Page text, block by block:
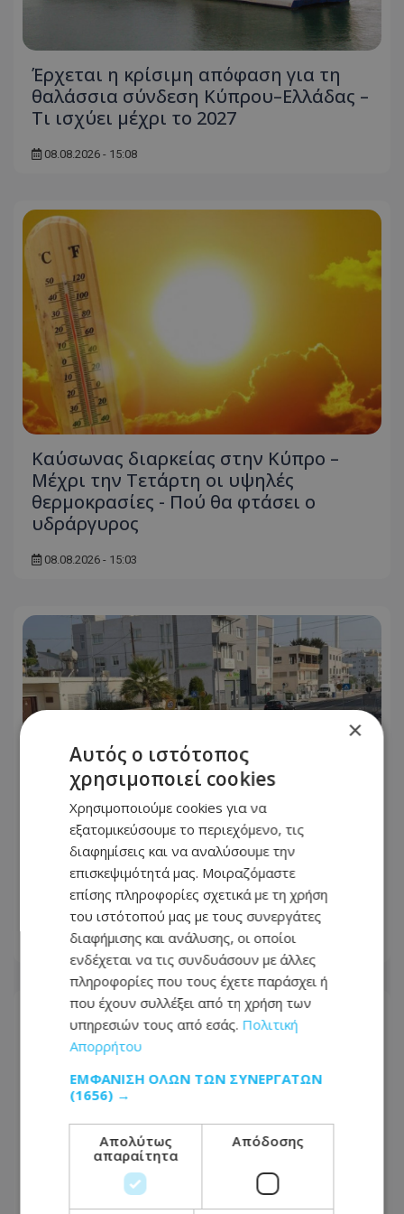
Έρχεται η κρίσιμη απόφαση για τη
θαλάσσια σύνδεση Κύπρου–Ελλάδας –
Τι ισχύει μέχρι το 2027
08.08.2026 - 15:08
Καύσωνας διαρκείας στην Κύπρο –
Μέχρι την Τετάρτη οι υψηλές
θερμοκρασίες - Πού θα φτάσει ο
υδράργυρος
08.08.2026 - 15:03
Αγνώριστη η Λεωφόρος Τσερίου:
Τέλος η ταλαιπωρία σε μεγάλο τμήμα
της - Οι εικόνες που ανέβασε πολίτης
08.08.2026 - 14:30
×
Αυτός ο ιστότοπος
χρησιμοποιεί cookies
Χρησιμοποιούμε cookies για να
εξατομικεύσουμε το περιεχόμενο, τις
διαφημίσεις και να αναλύσουμε την
επισκεψιμότητά μας. Μοιραζόμαστε
επίσης πληροφορίες σχετικά με τη χρήση
του ιστότοπού μας με τους συνεργάτες
διαφήμισης και ανάλυσης, οι οποίοι
ενδέχεται να τις συνδυάσουν με άλλες
πληροφορίες που τους έχετε παράσχει ή
που έχουν συλλέξει από τη χρήση των
υπηρεσιών τους από εσάς. Πολιτική
Απορρήτου
ΕΜΦΆΝΙΣΗ ΌΛΩΝ ΤΩΝ ΣΥΝΕΡΓΑΤΏΝ
(1656) →
Απολύτως
απαραίτητα
Απόδοσης